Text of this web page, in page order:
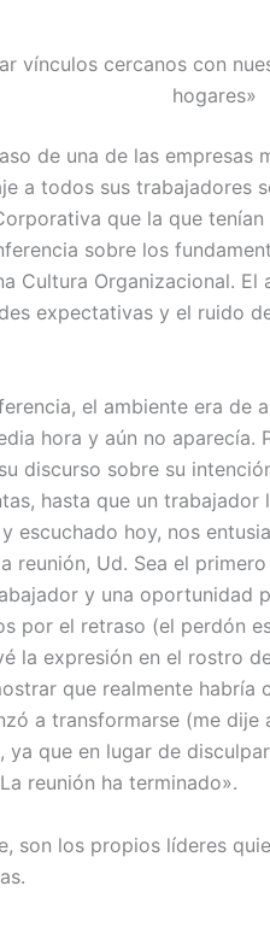
vínculos cercanos con
hogares»
de una de las empresas
a todos sus trabajadores
que la que
sobre los
Cultura Organizacional.
expectativas y el ruido
el ambiente era de
hora y aún no aparecía.
discurso sobre su
hasta que un
escuchado hoy, nos
reunión, Ud. Sea el
y una oportunidad
por el retraso (el perdón
la expresión en el rostro
que realmente habría
a transformarse (me dije
que en lugar de
reunión ha terminado».
son los propios líderes